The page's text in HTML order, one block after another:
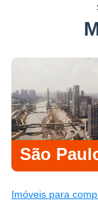
São
Imóveis para